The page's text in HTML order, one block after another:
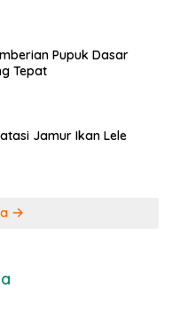
Pupuk Dasar
Tepat
Jamur Ikan Lele